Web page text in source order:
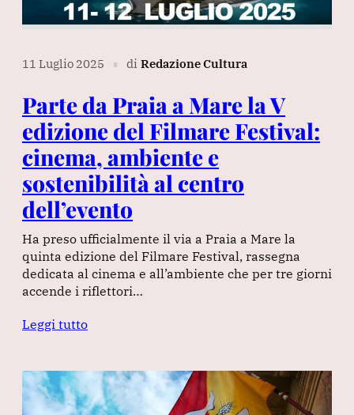
11 Luglio 2025 ∎ di Redazione Cultura
Parte da Praia a Mare la V
edizione del Filmare Festival:
cinema, ambiente e
sostenibilità al centro
dell’evento
Ha preso ufficialmente il via a Praia a Mare la
quinta edizione del Filmare Festival, rassegna
dedicata al cinema e all’ambiente che per tre giorni
accende i riflettori…
Leggi tutto